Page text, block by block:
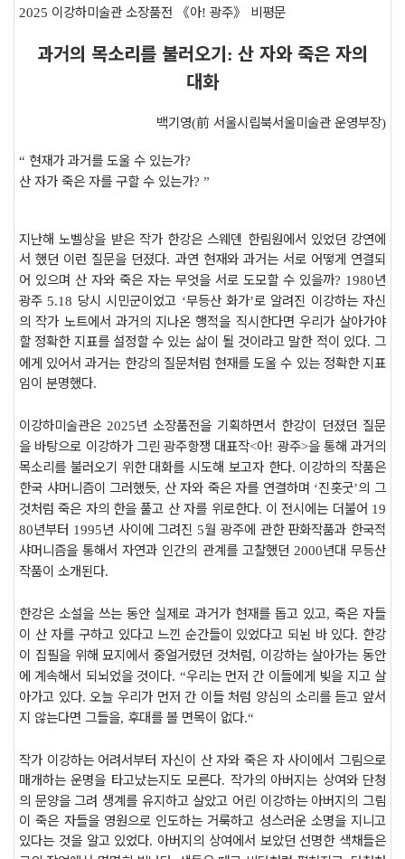
2025 이강하미술관 소장품전 《아! 광주》 비평문
과거의 목소리를 불러오기: 산 자와 죽은 자의
대화
백기영(前 서울시립북서울미술관 운영부장)
“ 현재가 과거를 도울 수 있는가?
산 자가 죽은 자를 구할 수 있는가? ”
지난해 노벨상을 받은 작가 한강은 스웨덴 한림원에서 있었던 강연에
서 했던 이런 질문을 던졌다. 과연 현재와 과거는 서로 어떻게 연결되
어 있으며 산 자와 죽은 자는 무엇을 서로 도모할 수 있을까? 1980년
광주 5.18 당시 시민군이었고 ‘무등산 화가’로 알려진 이강하는 자신
의 작가 노트에서 과거의 지나온 행적을 직시한다면 우리가 살아가야
할 정확한 지표를 설정할 수 있는 삶이 될 것이라고 말한 적이 있다. 그
에게 있어서 과거는 한강의 질문처럼 현재를 도울 수 있는 정확한 지표
임이 분명했다.
이강하미술관은 2025년 소장품전을 기획하면서 한강이 던졌던 질문
을 바탕으로 이강하가 그린 광주항쟁 대표작<아! 광주>을 통해 과거의
목소리를 불러오기 위한 대화를 시도해 보고자 한다. 이강하의 작품은
한국 샤머니즘이 그러했듯, 산 자와 죽은 자를 연결하며 ‘진홋굿’의 그
것처럼 죽은 자의 한을 풀고 산 자를 위로한다. 이 전시에는 더불어 19
80년부터 1995년 사이에 그려진 5월 광주에 관한 판화작품과 한국적
샤머니즘을 통해서 자연과 인간의 관계를 고찰했던 2000년대 무등산
작품이 소개된다.
한강은 소설을 쓰는 동안 실제로 과거가 현재를 돕고 있고, 죽은 자들
이 산 자를 구하고 있다고 느낀 순간들이 있었다고 되뇐 바 있다. 한강
이 집필을 위해 묘지에서 중얼거렸던 것처럼, 이강하는 살아가는 동안
에 계속해서 되뇌었을 것이다. “우리는 먼저 간 이들에게 빚을 지고 살
아가고 있다.오늘 우리가 먼저 간 이들 처럼 양심의 소리를 듣고 앞서
지 않는다면 그들을, 후대를 볼 면목이 없다.“
작가 이강하는 어려서부터 자신이 산 자와 죽은 자 사이에서 그림으로
매개하는 운명을 타고났는지도 모른다. 작가의 아버지는 상여와 단청
의 문양을 그려 생계를 유지하고 살았고 어린 이강하는 아버지의 그림
이 죽은 자들을 영원으로 인도하는 거룩하고 성스러운 소명을 지니고
있다는 것을 알고 있었다. 아버지의 상여에서 보았던 선명한 색채들은